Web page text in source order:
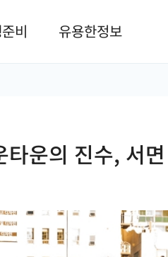
비 유용한정보
타운의 진수, 서